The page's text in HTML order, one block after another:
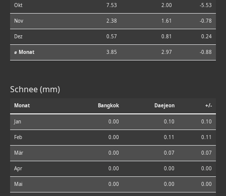
Okt 7.53 2.00 -5.53
Nov 2.38 1.61 -0.78
Dez 0.57 0.81 0.24
⌀ Monat 3.85 2.97 -0.88
Schnee (mm)
Monat Bangkok Daejeon +/-
Jan 0.00 0.10 0.10
Feb 0.00 0.11 0.11
Mär 0.00 0.07 0.07
Apr 0.00 0.00 0.00
Mai 0.00 0.00 0.00